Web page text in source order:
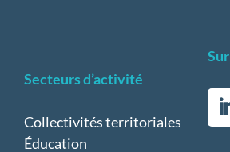
Secteurs d’activité
Collectivités territoriales
Éducation